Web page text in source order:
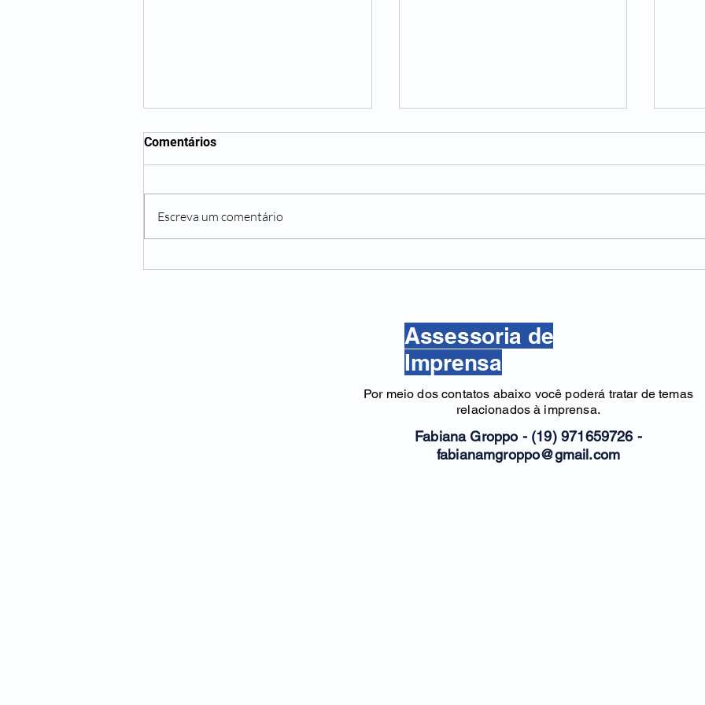
Comentários
Escreva um comentário
Assessoria de
Imprensa
Por meio dos contatos abaixo você poderá tratar de temas
relacionados à imprensa.
Fabiana Groppo - (19) 971659726 -
fabianamgroppo@gmail.com